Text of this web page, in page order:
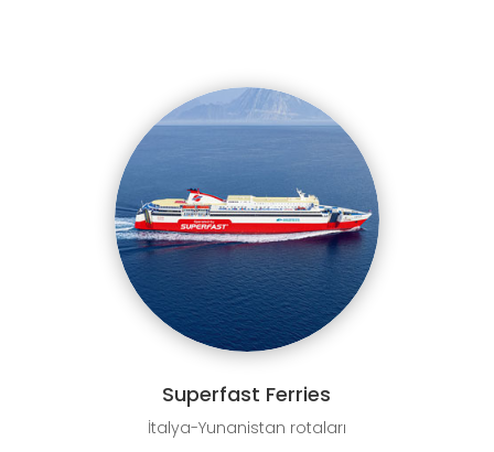
Superfast Ferries
İtalya-Yunanistan rotaları